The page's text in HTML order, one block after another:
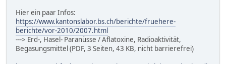
Hier ein paar Infos:
https://www.kantonslabor.bs.ch/berichte/fruehere-
berichte/vor-2010/2007.html
---> Erd-, Hasel- Paranüsse / Aflatoxine, Radioaktivität,
Begasungsmittel (PDF, 3 Seiten, 43 KB, nicht barrierefrei)